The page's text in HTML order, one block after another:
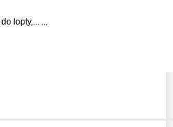
lopty,... ...